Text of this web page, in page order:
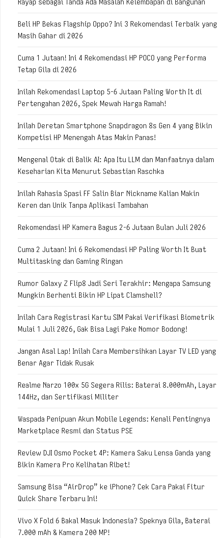
Beli HP Bekas Flagship Oppo? Ini 3 Rekomendasi Terbaik yang
Masih Gahar di 2026
Cuma 1 Jutaan! Ini 4 Rekomendasi HP POCO yang Performa
Tetap Gila di 2026
Inilah Rekomendasi Laptop 5-6 Jutaan Paling Worth It di
Pertengahan 2026, Spek Mewah Harga Ramah!
Inilah Deretan Smartphone Snapdragon 8s Gen 4 yang Bikin
Kompetisi HP Menengah Atas Makin Panas!
Mengenal Otak di Balik AI: Apa Itu LLM dan Manfaatnya dalam
Keseharian Kita Menurut Sebastian Raschka
Inilah Rahasia Spasi FF Salin Biar Nickname Kalian Makin
Keren dan Unik Tanpa Aplikasi Tambahan
Rekomendasi HP Kamera Bagus 2-6 Jutaan Bulan Juli 2026
Cuma 2 Jutaan! Ini 6 Rekomendasi HP Paling Worth It Buat
Multitasking dan Gaming Ringan
Rumor Galaxy Z Flip8 Jadi Seri Terakhir: Mengapa Samsung
Mungkin Berhenti Bikin HP Lipat Clamshell?
Inilah Cara Registrasi Kartu SIM Pakai Verifikasi Biometrik
Mulai 1 Juli 2026, Gak Bisa Lagi Pake Nomor Bodong!
Jangan Asal Lap! Inilah Cara Membersihkan Layar TV LED yang
Benar Agar Tidak Rusak
Realme Narzo 100x 5G Segera Rilis: Baterai 8.000mAh, Layar
144Hz, dan Sertifikasi Militer
Waspada Penipuan Akun Mobile Legends: Kenali Pentingnya
Marketplace Resmi dan Status PSE
Review DJI Osmo Pocket 4P: Kamera Saku Lensa Ganda yang
Bikin Kamera Pro Kelihatan Ribet!
Samsung Bisa “AirDrop” ke iPhone? Cek Cara Pakai Fitur
Quick Share Terbaru Ini!
Vivo X Fold 6 Bakal Masuk Indonesia? Speknya Gila, Baterai
7.000 mAh & Kamera 200 MP!